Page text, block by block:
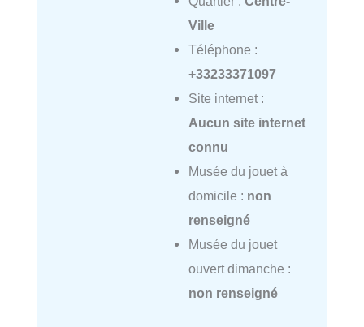
Ville
Téléphone :
+33233371097
Site internet :
Aucun site internet
connu
Musée du jouet à
domicile : non
renseigné
Musée du jouet
ouvert dimanche :
non renseigné